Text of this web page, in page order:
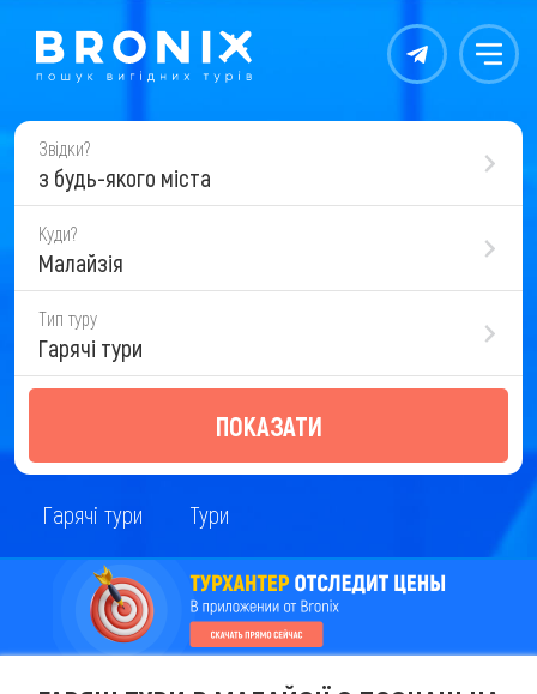
Контакты Меню
Звідки?
з будь-якого міста
Куди?
Малайзія
Тип туру
Гарячі тури
ПОКАЗАТИ
Гарячі тури Тури